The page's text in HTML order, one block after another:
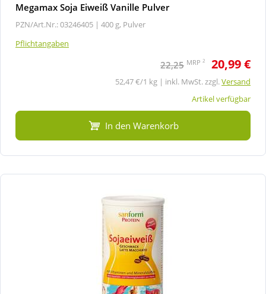
Megamax Soja Eiweiß Vanille Pulver
PZN/Art.Nr.: 03246405 | 400 g, Pulver
Pflichtangaben
22,25 MRP 2 20,99 €
52,47 €/1 kg | inkl. MwSt. zzgl.Versand
Artikel verfügbar
In den Warenkorb